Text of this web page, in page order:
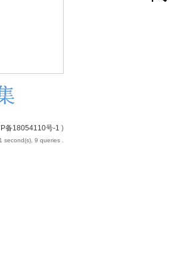
备18054110号-1 )
second(s), 9 queries .